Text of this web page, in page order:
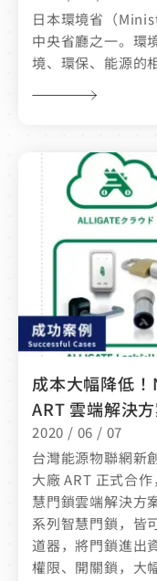
日本環境省（
中央省廳之一。環
境、環保、能源的
成本大幅降低
ART 雲端解決
2020 / 06 / 07
台灣能源物聯網新
大廠 ART 正式合
慧門鎖雲端解決方
系列智慧門鎖，皆
道器，將門鎖進出
權限、開關鎖，大